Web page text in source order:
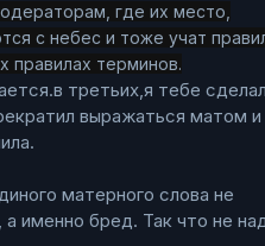
где их место,
с небес и тоже учат
правилах терминов.
третьих,я тебе
выражаться матом и
матерного слова не
именно бред. Так что не